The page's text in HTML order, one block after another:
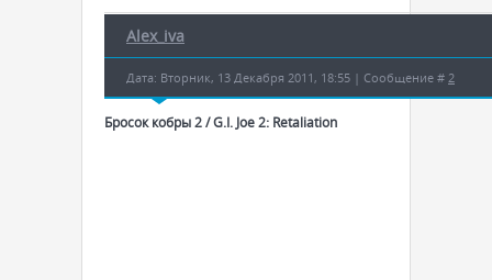
Alex_iva
Дата: Вторник, 13 Декабря 2011, 18:55 | Сообщение # 2
Бросок кобры 2 / G.I. Joe 2: Retaliation